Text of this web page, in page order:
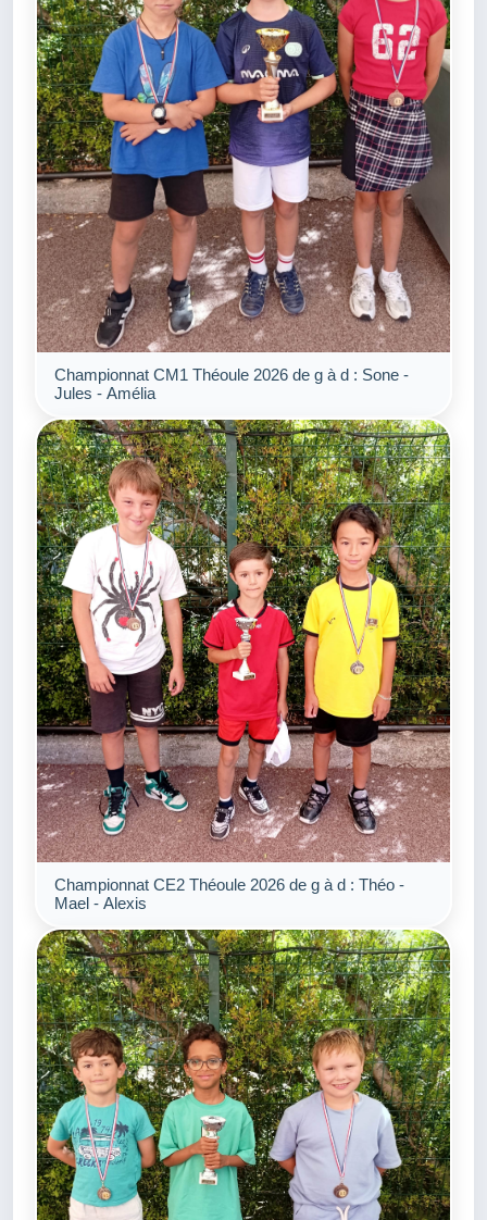
Championnat CM1 Théoule 2026 de g à d : Sone -
Jules - Amélia
Championnat CE2 Théoule 2026 de g à d : Théo -
Mael - Alexis